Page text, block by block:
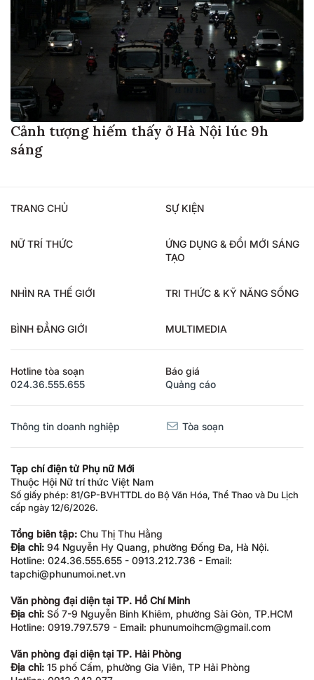
Cảnh tượng hiếm thấy ở Hà Nội lúc 9h
sáng
TRANG CHỦ SỰ KIỆN
NỮ TRÍ THỨC
ỨNG DỤNG & ĐỔI MỚI SÁNG
TẠO
NHÌN RA THẾ GIỚI TRI THỨC & KỸ NĂNG SỐNG
BÌNH ĐẲNG GIỚI MULTIMEDIA
Hotline tòa soạn
024.36.555.655
Báo giá
Quảng cáo
Thông tin doanh nghiệp Tòa soạn
Tạp chí điện tử Phụ nữ Mới
Thuộc Hội Nữ trí thức Việt Nam
Số giấy phép: 81/GP-BVHTTDL do Bộ Văn Hóa, Thể Thao và Du Lịch
cấp ngày 12/6/2026.
Tổng biên tập: Chu Thị Thu Hằng
Địa chỉ: 94 Nguyễn Hy Quang, phường Đống Đa, Hà Nội.
Hotline: 024.36.555.655 - 0913.212.736 - Email:
tapchi@phunumoi.net.vn
Văn phòng đại diện tại TP. Hồ Chí Minh
Địa chỉ: Số 7-9 Nguyễn Bỉnh Khiêm, phường Sài Gòn, TP.HCM
Hotline: 0919.797.579 - Email: phunumoihcm@gmail.com
Văn phòng đại diện tại TP. Hải Phòng
Địa chỉ: 15 phố Cấm, phường Gia Viên, TP Hải Phòng